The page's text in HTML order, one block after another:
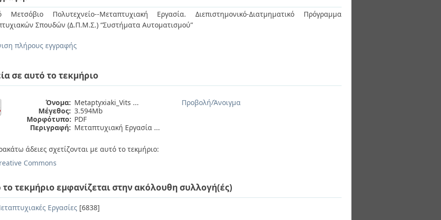
Μετσόβιο Πολυτεχνείο--Μεταπτυχιακή Εργασία. Διεπιστημονικό-Διατμηματικό Πρόγραμμα
Σπουδών (Δ.Π.Μ.Σ.) “Συστήματα Αυτοματισμού”
πλήρους εγγραφής
σε αυτό το τεκμήριο
Όνομα: Metaptyxiaki_Vits ...
Μέγεθος: 3.594Mb
Μορφότυπο: PDF
Περιγραφή: Μεταπτυχιακή Εργασία ...
Προβολή/Άνοιγμα
άδειες σχετίζονται με αυτό το τεκμήριο:
Commons
το τεκμήριο εμφανίζεται στην ακόλουθη συλλογή(ές)
Εργασίες [6838]